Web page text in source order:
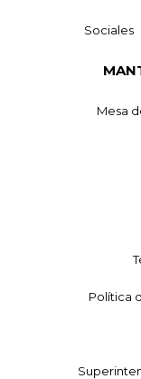
Sociales
Mesa
Política